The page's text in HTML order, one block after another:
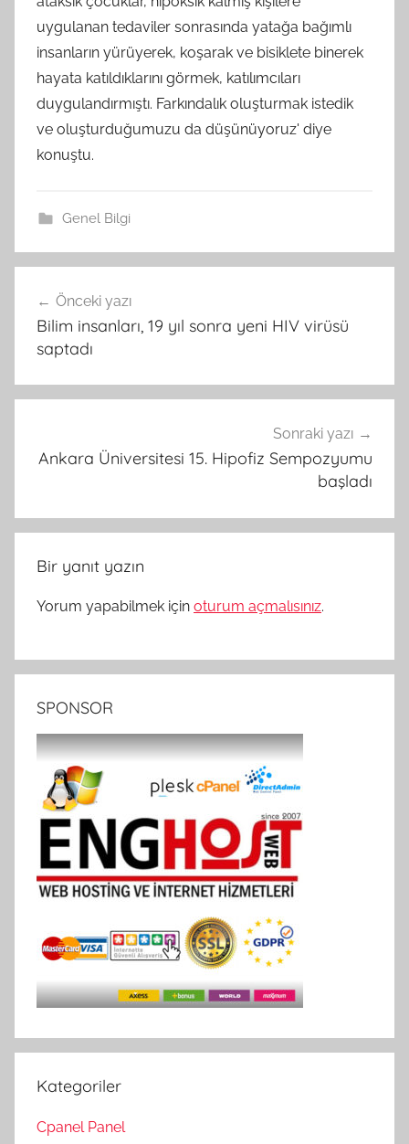
uygulanan tedaviler sonrasında yatağa bağımlı
insanların yürüyerek, koşarak ve bisiklete binerek
hayata katıldıklarını görmek, katılımcıları
duygulandırmıştı. Farkındalık oluşturmak istedik
ve oluşturduğumuzu da düşünüyoruz' diye
konuştu.
Genel Bilgi
gezinmesi
Önceki yazı
Bilim insanları, 19 yıl sonra yeni HIV virüsü
saptadı
Sonraki yazı
Ankara Üniversitesi 15. Hipofiz Sempozyumu
başladı
Bir yanıt yazın
Yorum yapabilmek için oturum açmalısınız.
SPONSOR
Kategoriler
Cpanel Panel